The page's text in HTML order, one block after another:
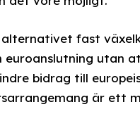
fast
utan
bidrag till
är ett